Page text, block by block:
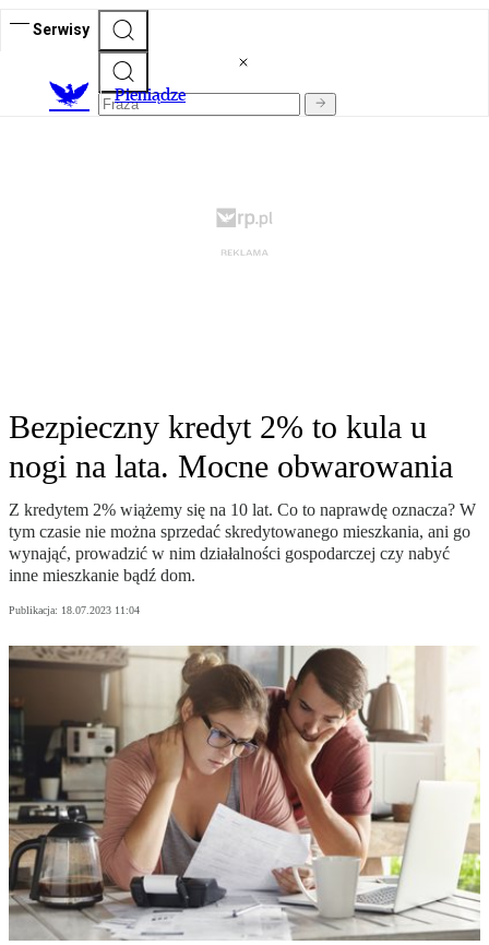
Serwisy
Pieniądze
Bezpieczny kredyt 2% to kula u
nogi na lata. Mocne obwarowania
Z kredytem 2% wiążemy się na 10 lat. Co to naprawdę oznacza? W
tym czasie nie można sprzedać skredytowanego mieszkania, ani go
wynająć, prowadzić w nim działalności gospodarczej czy nabyć
inne mieszkanie bądź dom.
Publikacja: 18.07.2023 11:04